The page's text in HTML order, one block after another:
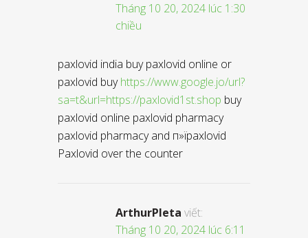
Tháng 10 20, 2024 lúc 1:30
chiều
paxlovid india buy paxlovid online or
paxlovid buyhttps://www.google.jo/url?
sa=t&url=https://paxlovid1st.shop buy
paxlovid online paxlovid pharmacy
paxlovid pharmacy and п»їpaxlovid
Paxlovid over the counter
ArthurPleta viết:
Tháng 10 20, 2024 lúc 6:11